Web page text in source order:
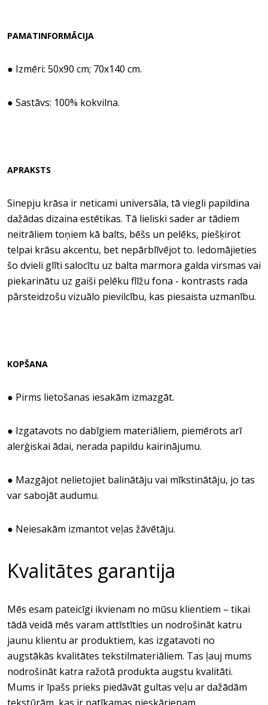
PAMATINFORMĀCIJA
● Izmēri: 50x90 cm; 70x140 cm.
● Sastāvs: 100% kokvilna.
APRAKSTS
Sinepju krāsa ir neticami universāla, tā viegli papildina
dažādas dizaina estētikas. Tā lieliski sader ar tādiem
neitrāliem toņiem kā balts, bēšs un pelēks, piešķirot
telpai krāsu akcentu, bet nepārblīvējot to. Iedomājieties
šo dvieli glīti salocītu uz balta marmora galda virsmas vai
piekarinātu uz gaiši pelēku flīžu fona - kontrasts rada
pārsteidzošu vizuālo pievilcību, kas piesaista uzmanību.
KOPŠANA
● Pirms lietošanas iesakām izmazgāt.
● Izgatavots no dabīgiem materiāliem, piemērots arī
alerģiskai ādai, nerada papildu kairinājumu.
● Mazgājot nelietojiet balinātāju vai mīkstinātāju, jo tas
var sabojāt audumu.
● Neiesakām izmantot veļas žāvētāju.
Kvalitātes garantija
Mēs esam pateicīgi ikvienam no mūsu klientiem – tikai
tādā veidā mēs varam attīstīties un nodrošināt katru
jaunu klientu ar produktiem, kas izgatavoti no
augstākās kvalitātes tekstilmateriāliem. Tas ļauj mums
nodrošināt katra ražotā produkta augstu kvalitāti.
Mums ir īpašs prieks piedāvāt gultas veļu ar dažādām